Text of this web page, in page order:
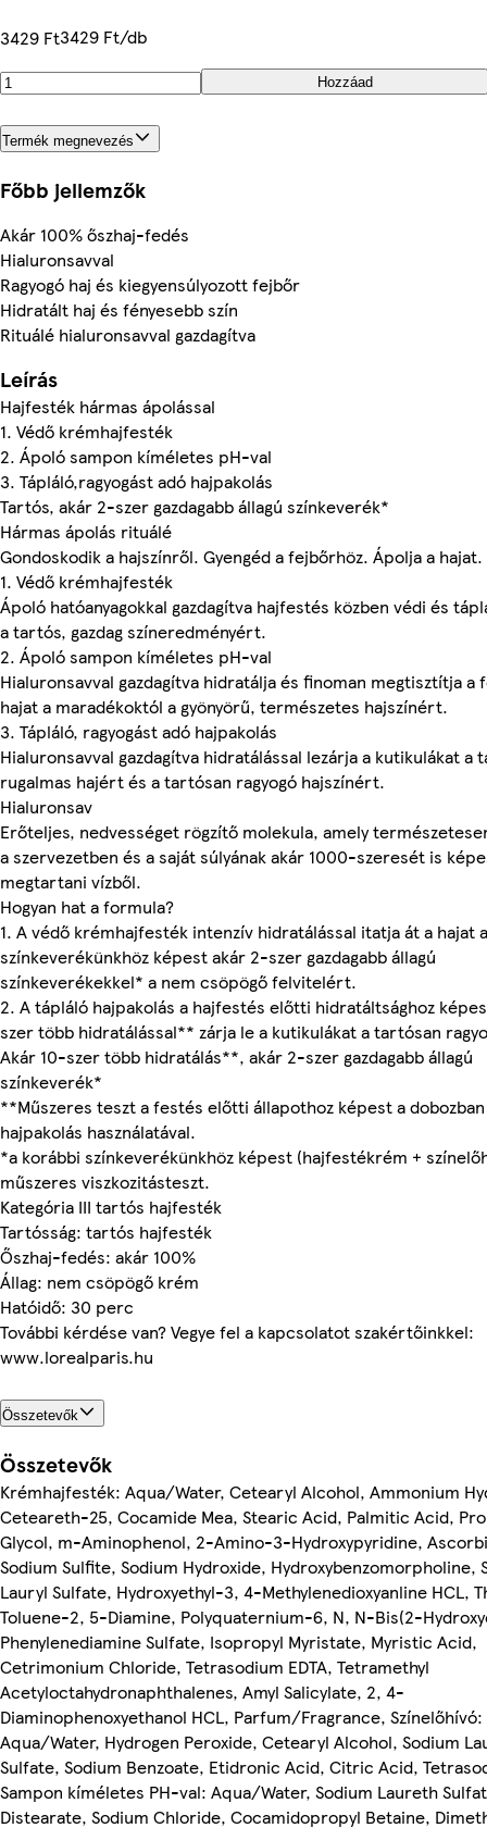
3429 Ft3429 Ft/db
Hozzáad
Termék megnevezés
Főbb jellemzők
Akár 100% őszhaj-fedés
Hialuronsavval
Ragyogó haj és kiegyensúlyozott fejbőr
Hidratált haj és fényesebb szín
Rituálé hialuronsavval gazdagítva
Leírás
Hajfesték hármas ápolással
1. Védő krémhajfesték
2. Ápoló sampon kíméletes pH-val
3. Tápláló,ragyogást adó hajpakolás
Tartós, akár 2-szer gazdagabb állagú színkeverék*
Hármas ápolás rituálé
Gondoskodik a hajszínről. Gyengéd a fejbőrhöz. Ápolja a hajat.
1. Védő krémhajfesték
Ápoló hatóanyagokkal gazdagítva hajfestés közben védi és
a tartós, gazdag színeredményért.
2. Ápoló sampon kíméletes pH-val
Hialuronsavval gazdagítva hidratálja és finoman megtisztítja a
hajat a maradékoktól a gyönyörű, természetes hajszínért.
3. Tápláló, ragyogást adó hajpakolás
Hialuronsavval gazdagítva hidratálással lezárja a kutikulákat a
rugalmas hajért és a tartósan ragyogó hajszínért.
Hialuronsav
Erőteljes, nedvességet rögzítő molekula, amely
a szervezetben és a saját súlyának akár 1000-szeresét is
megtartani vízből.
Hogyan hat a formula?
1. A védő krémhajfesték intenzív hidratálással itatja át a hajat
színkeverékünkhöz képest akár 2-szer gazdagabb állagú
színkeverékekkel* a nem csöpögő felvitelért.
2. A tápláló hajpakolás a hajfestés előtti hidratáltsághoz
szer több hidratálással** zárja le a kutikulákat a tartósan
Akár 10-szer több hidratálás**, akár 2-szer gazdagabb állagú
színkeverék*
**Műszeres teszt a festés előtti állapothoz képest a
hajpakolás használatával.
*a korábbi színkeverékünkhöz képest (hajfestékrém +
műszeres viszkozitásteszt.
Kategória III tartós hajfesték
Tartósság: tartós hajfesték
Őszhaj-fedés: akár 100%
Állag: nem csöpögő krém
Hatóidő: 30 perc
További kérdése van? Vegye fel a kapcsolatot szakértőinkkel:
www.lorealparis.hu
Összetevők
Összetevők
Krémhajfesték: Aqua/Water, Cetearyl Alcohol, Ammonium
Ceteareth-25, Cocamide Mea, Stearic Acid, Palmitic Acid,
Glycol, m-Aminophenol, 2-Amino-3-Hydroxypyridine,
Sodium Sulfite, Sodium Hydroxide, Hydroxybenzomorpholine,
Lauryl Sulfate, Hydroxyethyl-3, 4-Methylenedioxyanline HCL,
Toluene-2, 5-Diamine, Polyquaternium-6, N, N-Bis(2-
Phenylenediamine Sulfate, Isopropyl Myristate, Myristic Acid,
Cetrimonium Chloride, Tetrasodium EDTA, Tetramethyl
Acetyloctahydronaphthalenes, Amyl Salicylate, 2, 4-
Diaminophenoxyethanol HCL, Parfum/Fragrance, Színelőhívó:
Aqua/Water, Hydrogen Peroxide, Cetearyl Alcohol, Sodium
Sulfate, Sodium Benzoate, Etidronic Acid, Citric Acid,
Sampon kíméletes PH-val: Aqua/Water, Sodium Laureth
Distearate, Sodium Chloride, Cocamidopropyl Betaine,